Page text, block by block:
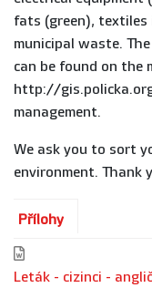
fats (green), textiles
municipal waste.
can be found on the
http://
management.
We ask you to sort
environment. Thank
Přílohy
Leták - cizinci -